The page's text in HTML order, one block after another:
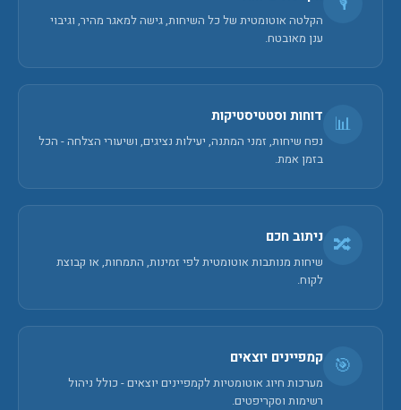
הקלטה אוטומטית של כל השיחות, גישה למאגר מהיר, וגיבוי
ענן מאובטח.
📊 דוחות וסטטיסטיקות
נפח שיחות, זמני המתנה, יעילות נציגים, ושיעורי הצלחה - הכל
בזמן אמת.
🔀 ניתוב חכם
שיחות מנותבות אוטומטית לפי זמינות, התמחות, או קבוצת
לקוח.
🎯 קמפיינים יוצאים
מערכות חיוג אוטומטיות לקמפיינים יוצאים - כולל ניהול
רשימות וסקריפטים.